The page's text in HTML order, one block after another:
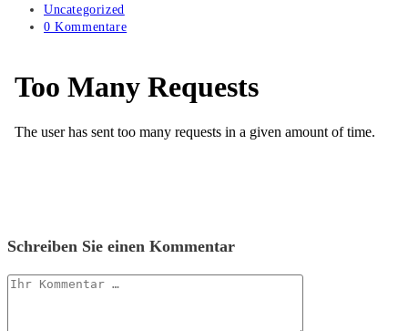
veröffentlicht:
Beitrags-
Kategorie:
Uncategorized
Beitrags-
0 Kommentare
Schreiben Sie einen Kommentar
Kommentar